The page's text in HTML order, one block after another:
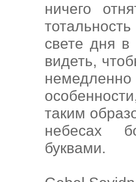
ничего
свете дня в
видеть,
немедленно
таким
небесах
буквами.